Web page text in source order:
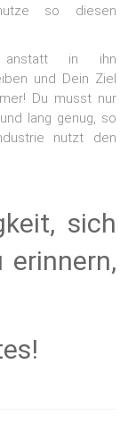
so diesen
anstatt in ihn
und Dein Ziel
Du musst nur
lang genug, so
nutzt den
sich
erinnern,